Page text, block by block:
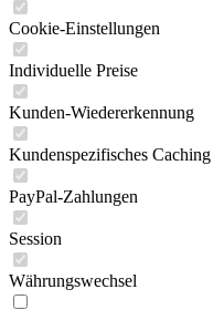
Cookie-Einstellungen
Individuelle Preise
Kunden-Wiedererkennung
Kundenspezifisches Caching
PayPal-Zahlungen
Session
Währungswechsel